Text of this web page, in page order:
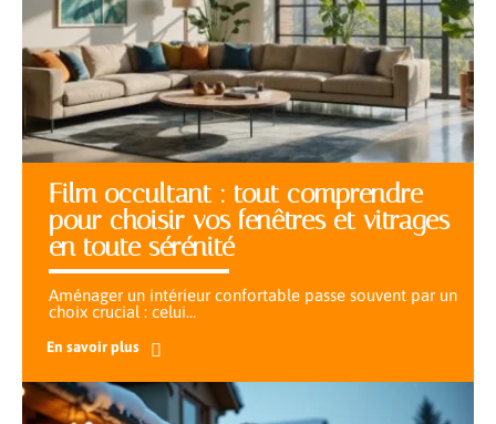
Film occultant : tout comprendre
pour choisir vos fenêtres et vitrages
en toute sérénité
Aménager un intérieur confortable passe souvent par un
choix crucial : celui…
En savoir plus